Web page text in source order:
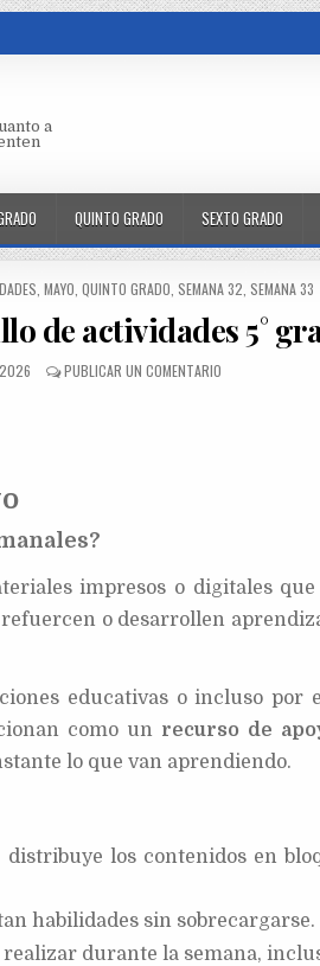
a
QUINTO GRADO SEXTO GRADO
MAYO QUINTO GRADO SEMANA 32 SEMANA 33
de actividades 5°
PUBLICAR UN COMENTARIO
impresos o digitales
o desarrollen
educativas o incluso por
como un recurso de
lo que van aprendiendo.
distribuye los contenidos en
habilidades sin sobrecargarse.
durante la semana,